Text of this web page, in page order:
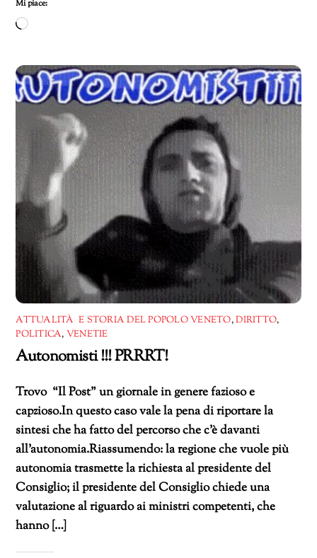
Mi piace:
Caricamento
corso…
ATTUALITÀ E STORIA DEL POPOLO VENETO,DIRITTO,
POLITICA, VENETIE
Autonomisti !!! PRRRT!
Trovo “Il Post” un giornale in genere fazioso e
capzioso.In questo caso vale la pena di riportare la
sintesi che ha fatto del percorso che c’è davanti
all’autonomia.Riassumendo: la regione che vuole più
autonomia trasmette la richiesta al presidente del
Consiglio; il presidente del Consiglio chiede una
valutazione al riguardo ai ministri competenti, che
hanno […]